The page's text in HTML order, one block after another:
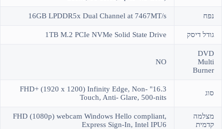
נפח 16GB LPDDR5x Dual Channel at 7467MT/s
גודל דיסק 1TB M.2 PCIe NVMe Solid State Drive
DVD
Multi
Burner
NO
סוג
16.3" FHD+ (1920 x 1200) Infinity Edge, Non-
Touch, Anti- Glare, 500-nits
מצלמה
קדמית
FHD (1080p) webcam Windows Hello compliant,
Express Sign-In, Intel IPU6